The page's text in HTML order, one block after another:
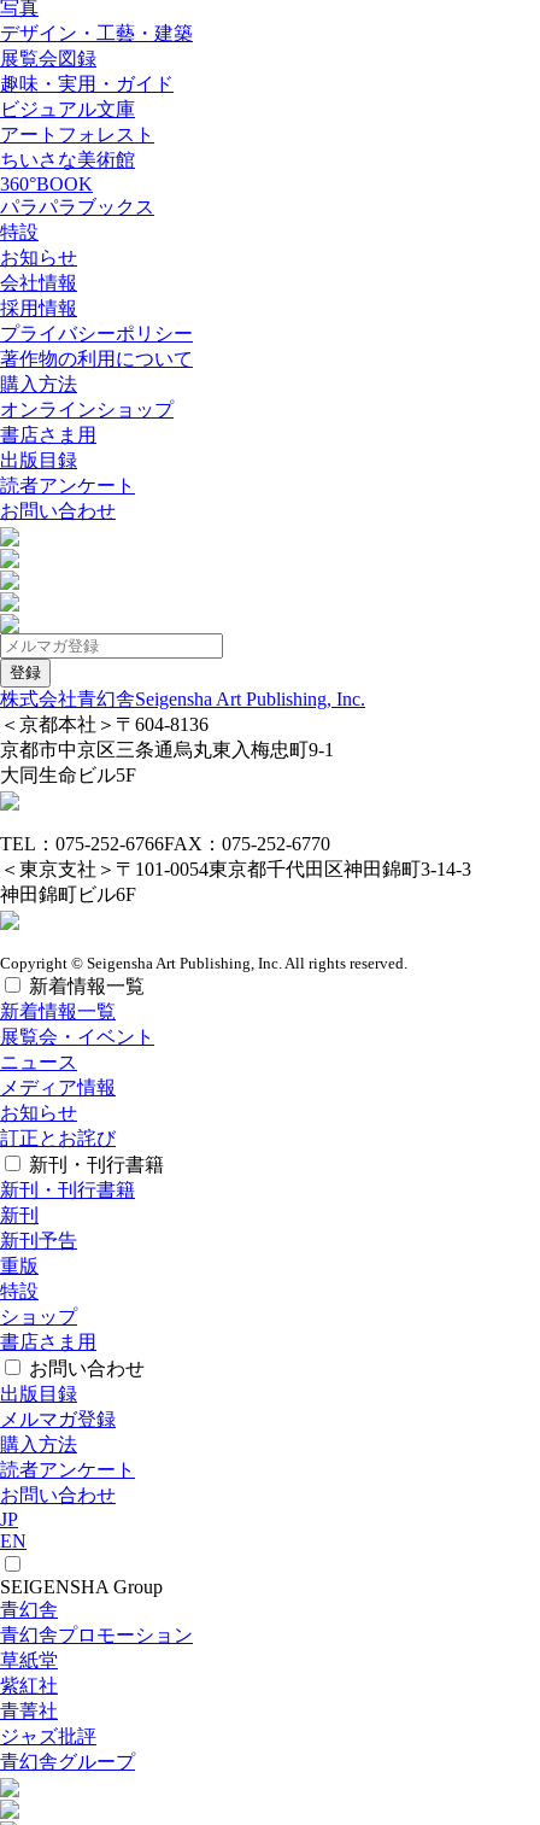
写真
デザイン・工藝・建築
展覧会図録
趣味・実用・ガイド
ビジュアル文庫
アートフォレスト
ちいさな美術館
360°BOOK
パラパラブックス
特設
お知らせ
会社情報
採用情報
プライバシーポリシー
著作物の利用について
購入方法
オンラインショップ
書店さま用
出版目録
読者アンケート
お問い合わせ
株式会社青幻舎Seigensha Art Publishing, Inc.
＜京都本社＞ 〒604-8136
京都市中京区三条通烏丸東入梅忠町9-1
大同生命ビル5F
TEL：075-252-6766FAX：075-252-6770
＜東京支社＞ 〒101-0054東京都千代田区神田錦町3-14-3
神田錦町ビル6F
Copyright © Seigensha Art Publishing, Inc. All rights reserved.
新着情報一覧
新着情報一覧
展覧会・イベント
ニュース
メディア情報
お知らせ
訂正とお詫び
新刊・刊行書籍
新刊・刊行書籍
新刊
新刊予告
重版
特設
ショップ
書店さま用
お問い合わせ
出版目録
メルマガ登録
購入方法
読者アンケート
お問い合わせ
JP
EN
SEIGENSHA Group
青幻舎
青幻舎プロモーション
草紙堂
紫紅社
青菁社
ジャズ批評
青幻舎グループ